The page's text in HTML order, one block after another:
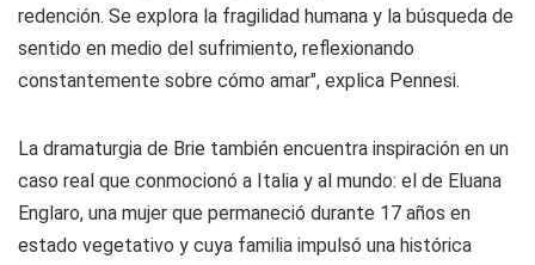
redención. Se explora la fragilidad humana y la búsqueda de
sentido en medio del sufrimiento, reflexionando
constantemente sobre cómo amar", explica Pennesi.
La dramaturgia de Brie también encuentra inspiración en un
caso real que conmocionó a Italia y al mundo: el de Eluana
Englaro, una mujer que permaneció durante 17 años en
estado vegetativo y cuya familia impulsó una histórica